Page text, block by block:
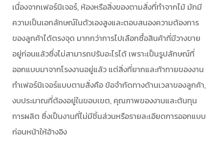
เนื่องจากเฟอร์นิเจอร์, ห้องหรือสิ่งของตามสั่งที่ทำจากไม้ มักมี
ความเป็นเอกลักษณ์ในตัวเองสูงและตอบสนองความต้องการ
ของลูกค้าได้ตรงจุด มากกว่าการไปเลือกซื้อสินค้าที่มีวางขาย
อยู่ก่อนแล้วซึ่งไม่สามารถปรับอะไรได้ เพราะเป็นรูปลักษณ์ที่
ออกแบบมาจากโรงงานอยู่แล้ว แต่สิ่งที่ยากและท้าทายของงาน
ทำเฟอร์นิเจอร์แบบตามสั่งคือ ข้อจำกัดทางด้านเวลาของลูกค้า,
งบประมาณที่ต้องอยู่ในขอบเขต, คุณภาพของงานและต้นทุน
การผลิต ซึ่งเป็นงานที่ไม่มีชิ้นส่วนหรือรายละเอียดการออกแบบ
ก่อนหน้าให้อ้างอิง